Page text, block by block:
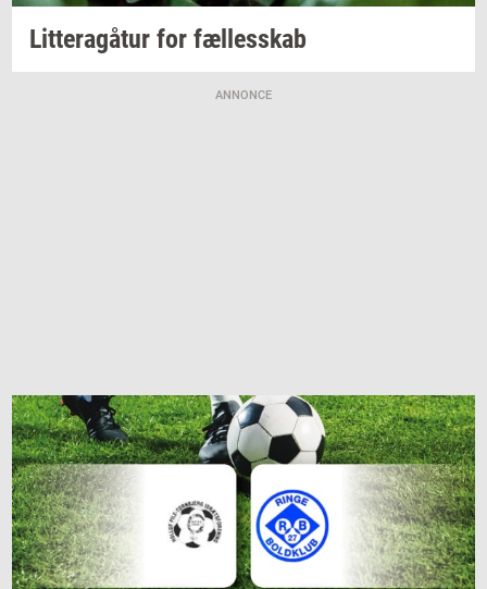
Lit­tera­gå­tur for fæl­les­skab
ANNONCE